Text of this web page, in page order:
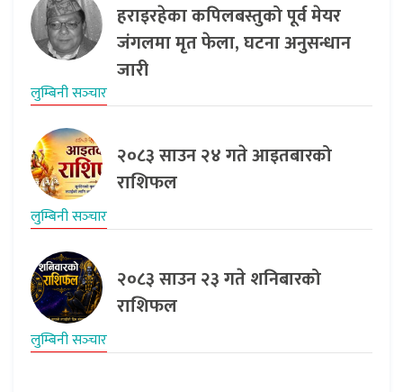
हराइरहेका कपिलबस्तुको पूर्व मेयर
जंगलमा मृत फेला, घटना अनुसन्धान
जारी
लुम्बिनी सञ्‍चार
२०८३ साउन २४ गते आइतबारको
राशिफल
लुम्बिनी सञ्‍चार
२०८३ साउन २३ गते शनिबारको
राशिफल
लुम्बिनी सञ्‍चार